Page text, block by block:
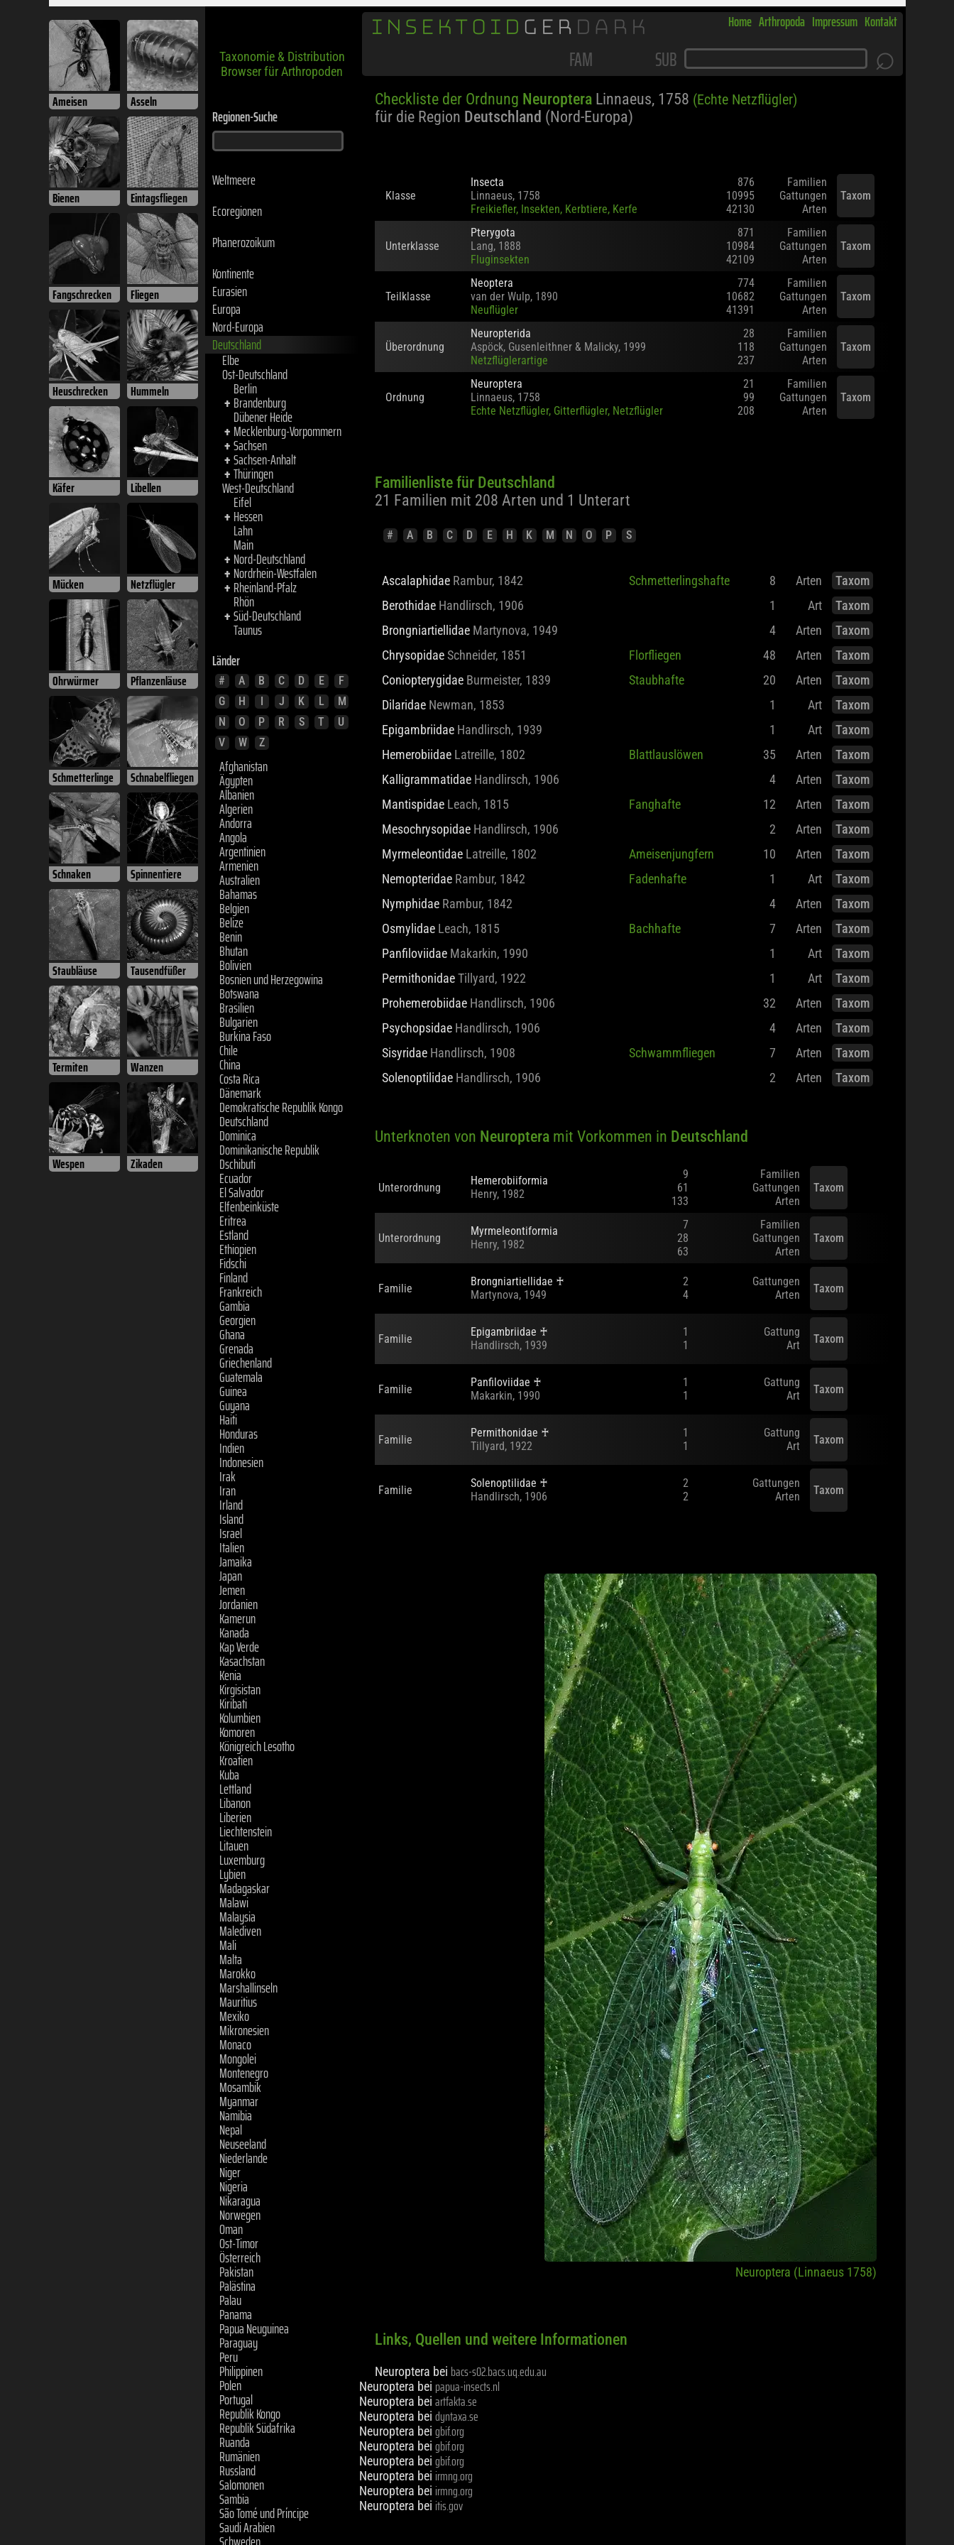
Ameisen Asseln
Bienen Eintagsfliegen
Fangschrecken Fliegen
Heuschrecken Hummeln
Käfer Libellen
Mücken Netzflügler
Ohrwürmer Pflanzenläuse
Schmetterlinge Schnabelfliegen
Schnaken Spinnentiere
Staubläuse Tausendfüßer
Termiten Wanzen
Wespen Zikaden
Browser für Arthropoden
Regionen-Suche
Weltmeere
Ecoregionen
Phanerozoikum
Kontinente
Eurasien
Europa
Nord-Europa
Deutschland
Elbe
Ost-Deutschland
Berlin
Brandenburg
Dübener Heide
Mecklenburg-Vorpommern
+ Sachsen
+ Sachsen-Anhalt
+ Thüringen
West-Deutschland
Eifel
Hessen
Lahn
Main
Nord-Deutschland
+ Nordrhein-Westfalen
+ Rheinland-Pfalz
Rhön
Süd-Deutschland
Taunus
Länder
#
G
H I J K L
M
N
O P R S T
U
V
W Z
Afghanistan
Ägypten
Albanien
Algerien
Andorra
Angola
Argentinien
Armenien
Australien
Bahamas
Belgien
Belize
Benin
Bhutan
Bolivien
Bosnien und Herzegowina
Botswana
Brasilien
Bulgarien
Burkina Faso
Chile
China
Costa Rica
Dänemark
Demokratische Republik Kongo
Deutschland
Dominica
Dominikanische Republik
Dschibuti
Ecuador
El Salvador
Elfenbeinküste
Eritrea
Estland
Ethiopien
Fidschi
Finland
Frankreich
Gambia
Georgien
Ghana
Grenada
Griechenland
Guatemala
Guinea
Guyana
Haiti
Honduras
Indien
Indonesien
Irak
Iran
Irland
Island
Israel
Italien
Jamaika
Japan
Jemen
Jordanien
Kamerun
Kanada
Kap Verde
Kasachstan
Kenia
Kirgisistan
Kiribati
Kolumbien
Komoren
Königreich Lesotho
Kroatien
Kuba
Lettland
Libanon
Liberien
Liechtenstein
Litauen
Luxemburg
Lybien
Madagaskar
Malawi
Malaysia
Malediven
Mali
Malta
Marokko
Marshallinseln
Mauritius
Mexiko
Mikronesien
Monaco
Mongolei
Montenegro
Mosambik
Myanmar
Namibia
Nepal
Neuseeland
Niederlande
Niger
Nigeria
Nikaragua
Norwegen
Oman
Ost-Timor
Österreich
Pakistan
Palästina
Palau
Panama
Papua Neuguinea
Paraguay
Peru
Philippinen
Polen
Portugal
Republik Kongo
Republik Südafrika
Ruanda
Rumänien
Russland
Salomonen
Sambia
São Tomé und Príncipe
Saudi Arabien
Schweden
INSEKTOID GER DARK Home Arthropoda Impressum Kontakt
FAM SUB ⌕
Checkliste der OrdnungNeuropteraLinnaeus, 1758 (Echte Netzflügler)
für die Region Deutschland (Nord-Europa)
Insecta
Linnaeus, 1758
Freikiefler, Insekten, Kerbtiere, Kerfe
876
10995
Familien
Gattungen
Pterygota
Lang, 1888
Fluginsekten
871
10984
Familien
Gattungen
Neoptera
van der Wulp, 1890
Neuflügler
774
10682
Familien
Gattungen
Überordnung
Neuropterida
Aspöck, Gusenleithner & Malicky, 1999
Netzflüglerartige
28
118
Familien
Gattungen
Ordnung
Neuroptera
Linnaeus, 1758
Echte Netzflügler, Gitterflügler, Netzflügler
21
99
Familien
Gattungen
Familienliste für Deutschland
21 Familien mit 208 Arten und 1 Unterart
# A B C D E H K M N O P S
Ascalaphidae Rambur, 1842 Schmetterlingshafte
Taxom
Handlirsch, 1906
Taxom
Brongniartiellidae
Martynova, 1949
Taxom
Chrysopidae
Schneider, 1851 Florfliegen
Taxom
Coniopterygidae
Burmeister, 1839
Taxom
Newman, 1853
Taxom
Epigambriidae
Handlirsch, 1939
Taxom
Latreille, 1802
Taxom
Kalligrammatidae
Handlirsch, 1906
Taxom
Mantispidae
Leach, 1815 Fanghafte
Taxom
Mesochrysopidae
Handlirsch, 1906
Taxom
Myrmeleontidae
Latreille, 1802 Ameisenjungfern
Taxom
Nemopteridae
Rambur, 1842
Taxom
Nymphidae
Rambur, 1842
Taxom
Osmylidae
Leach, 1815
Taxom
Makarkin, 1990
Taxom
Tillyard, 1922
Taxom
Handlirsch, 1906
Taxom
Psychopsidae
Handlirsch, 1906
Taxom
Sisyridae
Handlirsch, 1908 Schwammfliegen
Taxom
Solenoptilidae
Handlirsch, 1906 Taxom
Unterknoten von Neuropteramit Vorkommen in Deutschland
Unterordnung
Hemerobiiformia
Henry, 1982
9
61
Familien
Gattungen
Unterordnung
Myrmeleontiformia
Henry, 1982
7
28
Familien
Gattungen
Brongniartiellidae
Martynova, 1949
2
Gattungen
Epigambriidae♰
Handlirsch, 1939
1
Gattung
Panfiloviidae♰
Makarkin, 1990
1
Gattung
Permithonidae
Tillyard, 1922
1
Gattung
Solenoptilidae♰
Handlirsch, 1906
2
Gattungen
Neuroptera (Linnaeus 1758)
Links, Quellen und weitere Informationen
Neuroptera beibacs-s02.bacs.uq.edu.au
Neuroptera bei papua-insects.nl
Neuroptera bei artfakta.se
Neuroptera bei dyntaxa.se
Neuroptera bei gbif.org
Neuroptera bei gbif.org
Neuroptera bei gbif.org
Neuroptera bei irmng.org
Neuroptera bei irmng.org
Neuroptera bei itis.gov